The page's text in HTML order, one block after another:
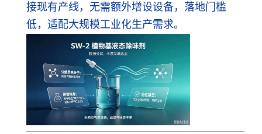
接现有产线，无需额外增设设备，落地门槛
低，适配大规模工业化生产需求。